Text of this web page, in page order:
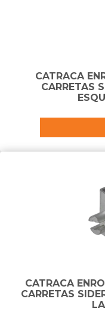
CATRACA
CARRETAS
CATRACA
CARRETAS